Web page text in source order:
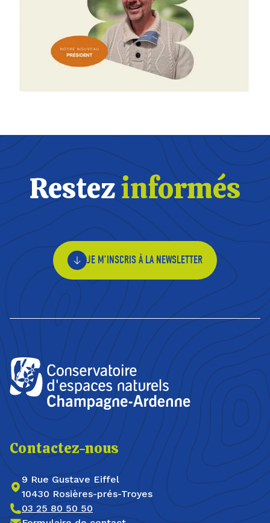
Restezinformés
JE M’INSCRIS À LA NEWSLETTER
Contactez-nous
9 Rue Gustave Eiffel
10430 Rosières-prés-Troyes
03 25 80 50 50